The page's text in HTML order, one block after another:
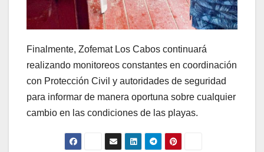
Finalmente, Zofemat Los Cabos continuará
realizando monitoreos constantes en coordinación
con Protección Civil y autoridades de seguridad
para informar de manera oportuna sobre cualquier
cambio en las condiciones de las playas.